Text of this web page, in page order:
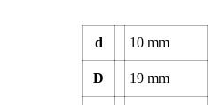
d 10 mm
D 19 mm